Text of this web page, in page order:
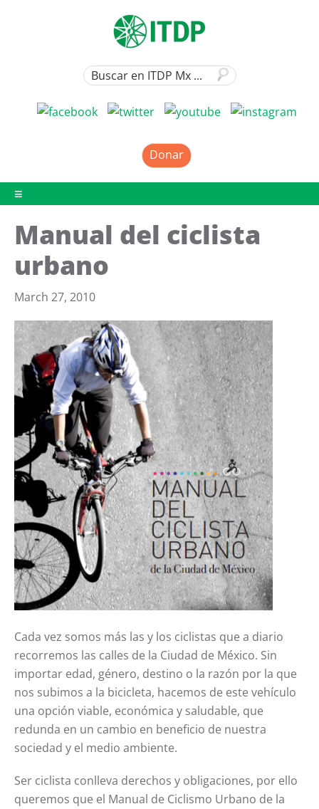
Donar
Manual del ciclista
urbano
March 27, 2010
Cada vez somos más las y los ciclistas que a diario
recorremos las calles de la Ciudad de México. Sin
importar edad, género, destino o la razón por la que
nos subimos a la bicicleta, hacemos de este vehículo
una opción viable, económica y saludable, que
redunda en un cambio en beneficio de nuestra
sociedad y el medio ambiente.
Ser ciclista conlleva derechos y obligaciones, por ello
queremos que el Manual de Ciclismo Urbano de la